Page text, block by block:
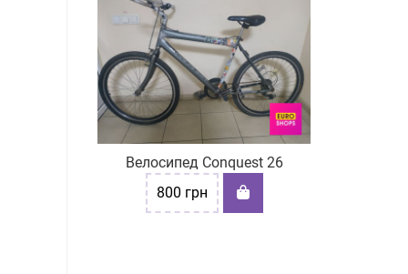
Велосипед Conquest 26
800 грн